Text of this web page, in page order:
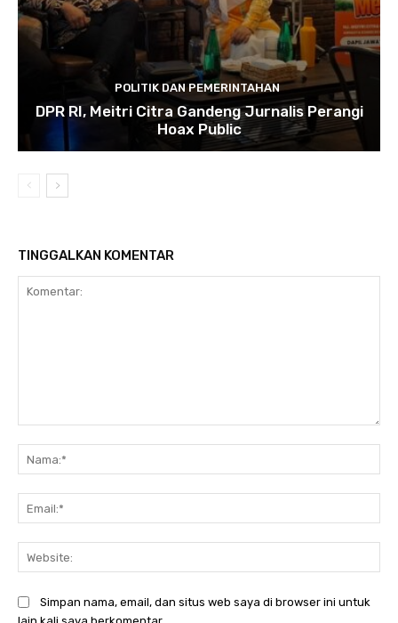
POLITIK DAN PEMERINTAHAN
DPR RI, Meitri Citra Gandeng Jurnalis Perangi
Hoax Public
TINGGALKAN KOMENTAR
Simpan nama, email, dan situs web saya di browser ini untuk